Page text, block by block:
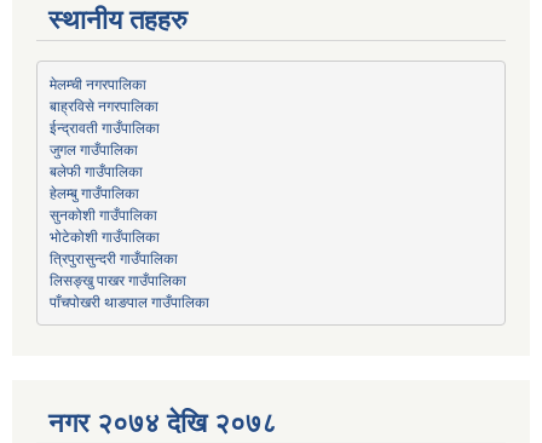
स्थानीय तहहरु
मेलम्ची नगरपालिका
बाह्रविसे नगरपालिका
ईन्द्रावती गाउँपालिका
जुगल गाउँपालिका
बलेफी गाउँपालिका
हेलम्बु गाउँपालिका
सुनकोशी गाउँपालिका
भोटेकोशी गाउँपालिका
त्रिपुरासुन्दरी गाउँपालिका
लिसङ्खु पाखर गाउँपालिका
पाँचपोखरी थाङपाल गाउँपालिका
नगर २०७४ देखि २०७८